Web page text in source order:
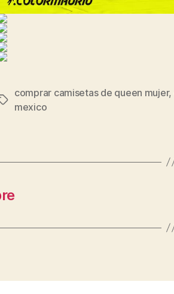
comprar camisetas de queen mujer,
mexico